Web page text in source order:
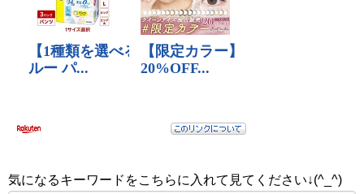
気になるキーワードをこちらに入れて見てください↓(^_^)